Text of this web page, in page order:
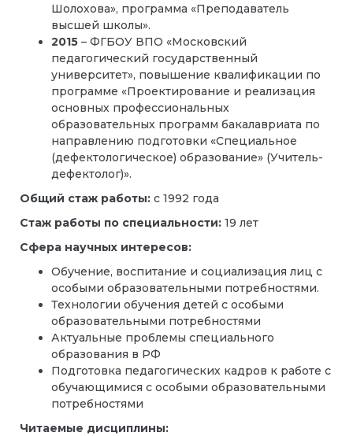
Шолохова», программа «Преподаватель
высшей школы».
2015 – ФГБОУ ВПО «Московский
педагогический государственный
университет», повышение квалификации по
программе «Проектирование и реализация
основных профессиональных
образовательных программ бакалавриата по
направлению подготовки «Специальное
(дефектологическое) образование» (Учитель-
дефектолог)».
Общий стаж работы: с 1992 года
Стаж работы по специальности: 19 лет
Сфера научных интересов:
Обучение, воспитание и социализация лиц с
особыми образовательными потребностями.
Технологии обучения детей с особыми
образовательными потребностями
Актуальные проблемы специального
образования в РФ
Подготовка педагогических кадров к работе с
обучающимися с особыми образовательными
потребностями
Читаемые дисциплины: